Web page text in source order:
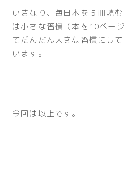
いきなり、毎日本を５冊読
は小さな習慣（本を10ペー
てだんだん大きな習慣にし
います。
今回は以上です。